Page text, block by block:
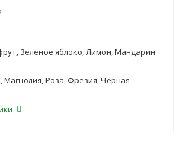
Зеленое яблоко, Лимон, Мандарин
Роза, Фрезия, Черная